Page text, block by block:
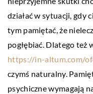
działać w sytuacji, gdy
tym pamiętać, że
pogłębiać. Dlatego też
https://in-altum.com/
czymś naturalny.
psychiczne wymagają